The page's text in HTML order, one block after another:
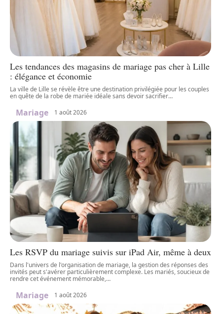
Les tendances des magasins de mariage pas cher à Lille
: élégance et économie
La ville de Lille se révèle être une destination privilégiée pour les couples
en quête de la robe de mariée idéale sans devoir sacrifier…
Mariage 1 août 2026
Les RSVP du mariage suivis sur iPad Air, même à deux
Dans l'univers de l'organisation de mariage, la gestion des réponses des
invités peut s'avérer particulièrement complexe. Les mariés, soucieux de
rendre cet événement mémorable,…
Mariage 1 août 2026